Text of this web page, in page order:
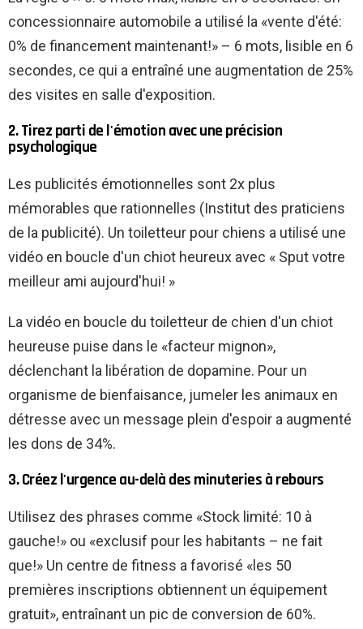
concessionnaire automobile a utilisé la «vente d'été:
0% de financement maintenant!» – 6 mots, lisible en 6
secondes, ce qui a entraîné une augmentation de 25%
des visites en salle d'exposition.
2. Tirez parti de l'émotion avec une précision
psychologique
Les publicités émotionnelles sont 2x plus
mémorables que rationnelles (Institut des praticiens
de la publicité). Un toiletteur pour chiens a utilisé une
vidéo en boucle d'un chiot heureux avec « Sput votre
meilleur ami aujourd'hui! »
La vidéo en boucle du toiletteur de chien d'un chiot
heureuse puise dans le «facteur mignon»,
déclenchant la libération de dopamine. Pour un
organisme de bienfaisance, jumeler les animaux en
détresse avec un message plein d'espoir a augmenté
les dons de 34%.
3. Créez l'urgence au-delà des minuteries à rebours
Utilisez des phrases comme «Stock limité: 10 à
gauche!» ou «exclusif pour les habitants – ne fait
que!» Un centre de fitness a favorisé «les 50
premières inscriptions obtiennent un équipement
gratuit», entraînant un pic de conversion de 60%.